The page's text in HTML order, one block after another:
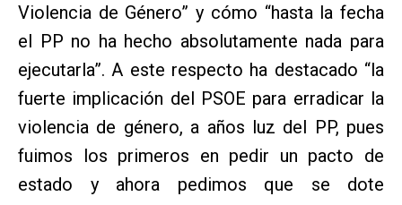
Violencia de Género” y cómo “hasta la fecha
el PP no ha hecho absolutamente nada para
ejecutarla”. A este respecto ha destacado “la
fuerte implicación del PSOE para erradicar la
violencia de género, a años luz del PP, pues
fuimos los primeros en pedir un pacto de
estado y ahora pedimos que se dote